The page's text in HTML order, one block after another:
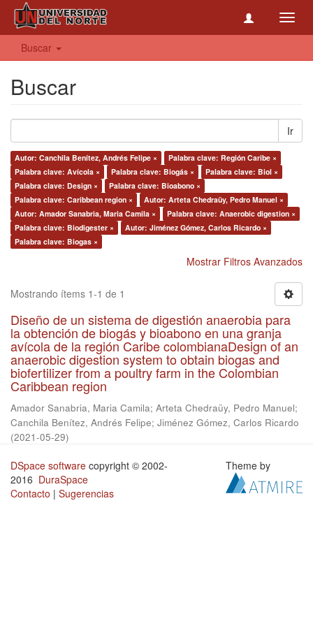
Buscar
Buscar
Ir
Autor: Canchila Benítez, Andrés Felipe ×
Palabra clave: Región Caribe ×
Palabra clave: Avícola ×
Palabra clave: Biogás ×
Palabra clave: Biol ×
Palabra clave: Design ×
Palabra clave: Bioabono ×
Palabra clave: Caribbean region ×
Autor: Arteta Chedraüy, Pedro Manuel ×
Autor: Amador Sanabria, Maria Camila ×
Palabra clave: Anaerobic digestion ×
Palabra clave: Biodigester ×
Autor: Jiménez Gómez, Carlos Ricardo ×
Palabra clave: Biogas ×
Mostrar Filtros Avanzados
Mostrando ítems 1-1 de 1
Diseño de un sistema de digestión anaerobia para
la obtención de biogás y bioabono en una granja
avícola de la región Caribe colombianaDesign of an
anaerobic digestion system to obtain biogas and
biofertilizer from a poultry farm in the Colombian
Caribbean region
Amador Sanabria, Maria Camila; Arteta Chedraüy, Pedro Manuel;
Canchila Benítez, Andrés Felipe; Jiménez Gómez, Carlos Ricardo
(2021-05-29)
DSpace software copyright © 2002-
2016 DuraSpace
Contacto | Sugerencias
Theme by